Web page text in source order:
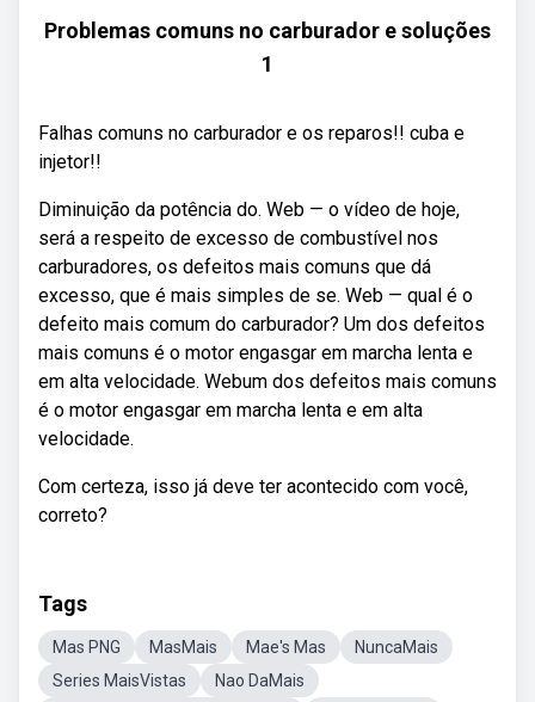
Problemas comuns no carburador e soluções
1
Falhas comuns no carburador e os reparos!! cuba e
injetor!!
Diminuição da potência do. Web — o vídeo de hoje,
será a respeito de excesso de combustível nos
carburadores, os defeitos mais comuns que dá
excesso, que é mais simples de se. Web — qual é o
defeito mais comum do carburador? Um dos defeitos
mais comuns é o motor engasgar em marcha lenta e
em alta velocidade. Webum dos defeitos mais comuns
é o motor engasgar em marcha lenta e em alta
velocidade.
Com certeza, isso já deve ter acontecido com você,
correto?
Tags
Mas PNG MasMais Mae's Mas
NuncaMais
Series MaisVistas
Nao DaMais